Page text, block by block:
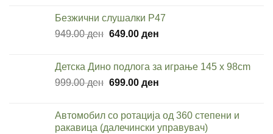
999.00 ден.599.00 ден.
Безжични слушалки P47
949.00ден Original
949.00 ден.
649.00 денCurrent
649.00 ден.
Детска Дино подлога за играње 145 x 98cm
999.00ден Original
999.00 ден.
699.00 денCurrent
699.00 ден.
Автомобил со ротација од 360 степени и
ракавица (далечински управувач)